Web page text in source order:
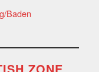
Baden
ZONE